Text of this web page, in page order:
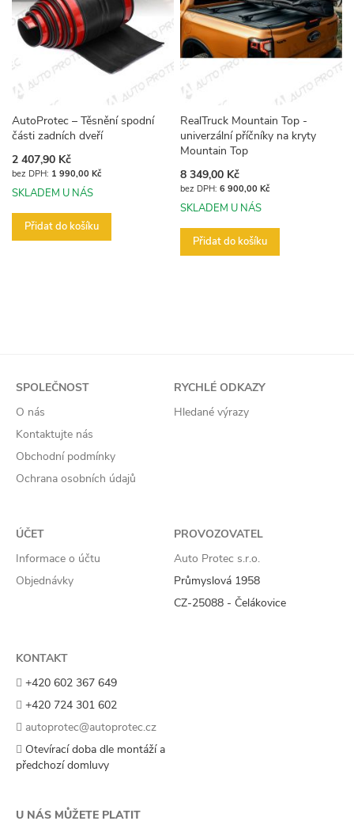
AutoProtec – Těsnění spodní
části zadních dveří
2 407,90 Kč
1 990,00 Kč
SKLADEM U NÁS
Přidat do košíku
RealTruck Mountain Top -
univerzální příčníky na kryty
Mountain Top
8 349,00 Kč
6 900,00 Kč
SKLADEM U NÁS
Přidat do košíku
SPOLEČNOST
O nás
Kontaktujte nás
Obchodní podmínky
Ochrana osobních údajů
RYCHLÉ ODKAZY
Hledané výrazy
ÚČET
Informace o účtu
Objednávky
PROVOZOVATEL
Auto Protec s.r.o.
Průmyslová 1958
CZ-25088 - Čelákovice
KONTAKT
+420 602 367 649
+420 724 301 602
autoprotec@autoprotec.cz
Otevírací doba dle montáží a
předchozí domluvy
U NÁS MŮŽETE PLATIT